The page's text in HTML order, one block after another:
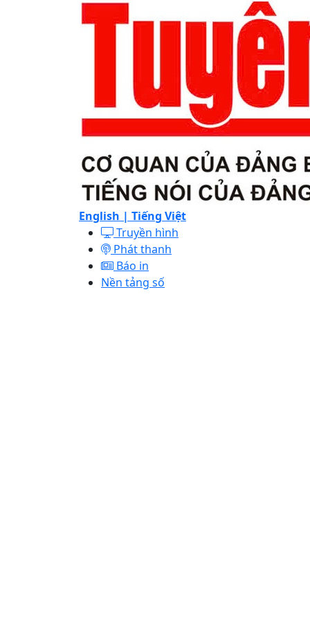
English | Tiếng Việt
Truyền hình
Phát thanh
Báo in
Nền tảng số